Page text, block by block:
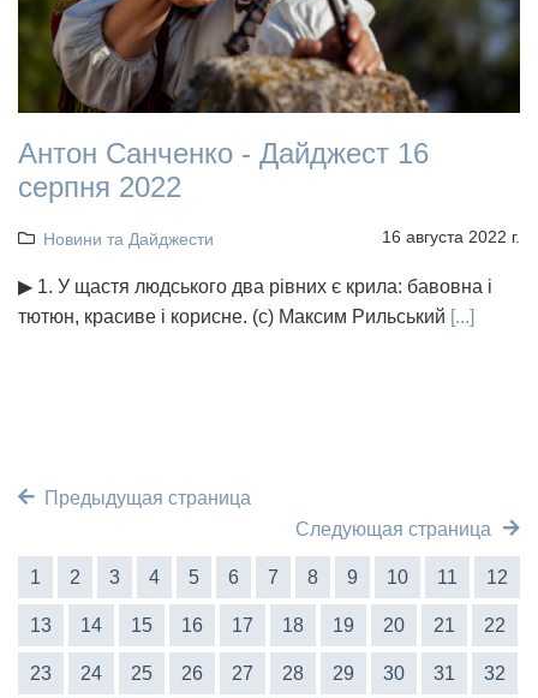
Антон Санченко - Дайджест 16
серпня 2022
Новини та Дайджести 16 августа 2022 г.
▶ 1. У щастя людського два рівних є крила: бавовна і
тютюн, красиве і корисне. (с) Максим Рильський [...]
Предыдущая страница
Следующая страница
1 2 3 4 5 6 7 8 9 10 11 12
13 14 15 16 17 18 19 20 21 22
23 24 25 26 27 28 29 30 31 32